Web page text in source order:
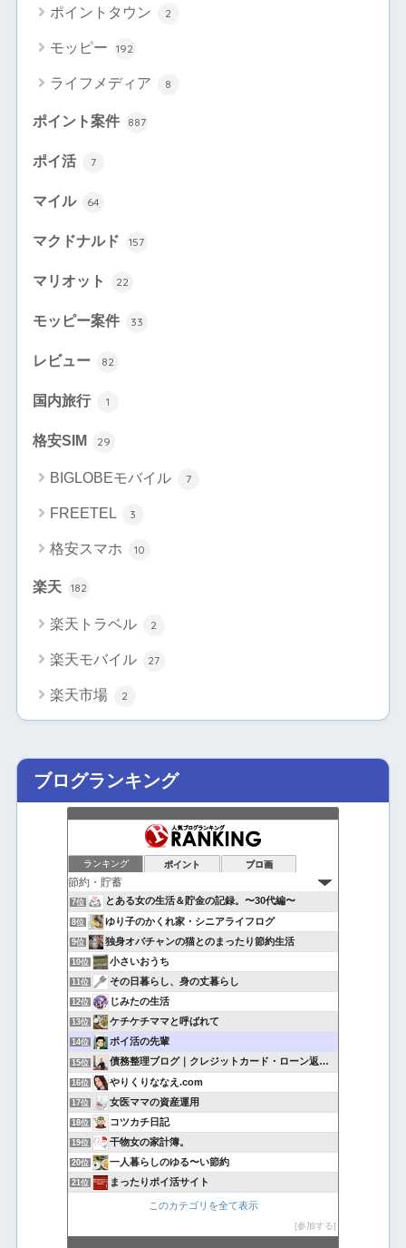
ポイントタウン 2
モッピー 192
ライフメディア 8
ポイント案件 887
ポイ活 7
マイル 64
マクドナルド 157
マリオット 22
モッピー案件 33
レビュー 82
国内旅行 1
格安SIM 29
BIGLOBEモバイル 7
FREETEL 3
格安スマホ 10
楽天 182
楽天トラベル 2
楽天モバイル 27
楽天市場 2
ブログランキング
ランキング ポイント ブロ画
7位 とある女の生活＆貯金の記録。〜30代編〜
8位 ゆり子のかくれ家・シニアライフログ
9位 独身オバチャンの猫とのまったり節約生活
10位 小さいおうち
11位 その日暮らし、身の丈暮らし
12位 じみたの生活
13位 ケチケチママと呼ばれて
14位 ポイ活の先輩
15位 債務整理ブログ｜クレジットカード・ローン返済で悩んでいる方へ
16位 やりくりななえ.com
17位 女医ママの資産運用
18位 コツカチ日記
19位 干物女の家計簿。
20位 一人暮らしのゆる〜い節約
21位 まったりポイ活サイト
このカテゴリを全て表示
参加する